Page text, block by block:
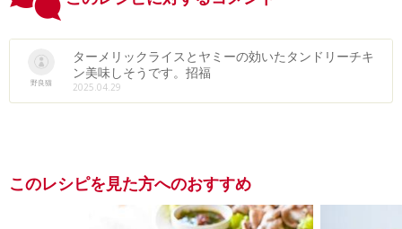
野良猫
ターメリックライスとヤミーの効いたタンドリーチキ
ン美味しそうです。招福
2025.04.29
このレシピを見た方へのおすすめ